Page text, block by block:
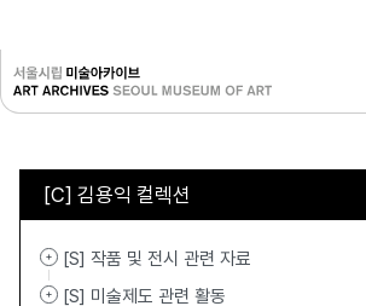
[C] 김용익 컬렉션
[S] 작품 및 전시 관련 자료
[S] 미술제도 관련 활동